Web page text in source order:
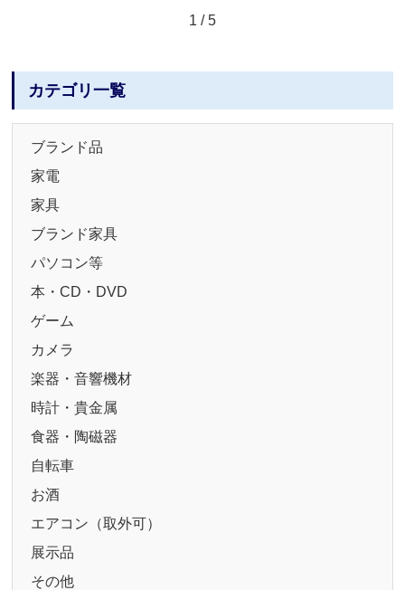
1 / 5
カテゴリ一覧
ブランド品
家電
家具
ブランド家具
パソコン等
本・CD・DVD
ゲーム
カメラ
楽器・音響機材
時計・貴金属
食器・陶磁器
自転車
お酒
エアコン（取外可）
展示品
その他